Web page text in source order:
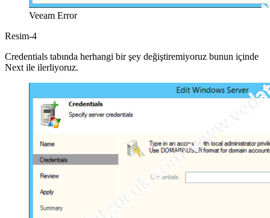
Veeam Error
Resim-4
Credentials tabında herhangi bir şey değiştiremiyoruz bunun içinde
Next ile ilerliyoruz.